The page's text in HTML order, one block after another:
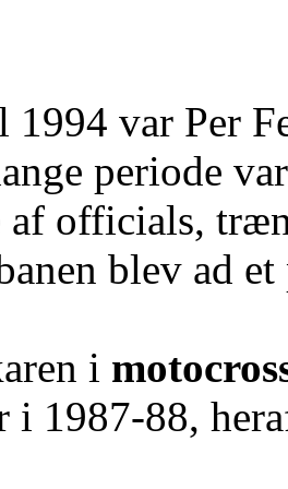
1994 var Per
periode
af officials,
blev ad
i
i 1987-88,